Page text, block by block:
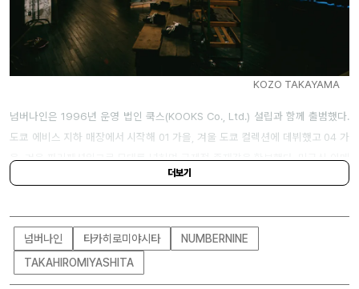
KOZO TAKAYAMA
넘버나인은 1996년 운영 법인 쿡스(KOOKS Co., Ltd.) 설립과 함께 출범했다.
도쿄 에비스 지하 매장에서 시작해 01 가을, 겨울 도쿄 컬렉션에 데뷔했고 04 가
을, 겨울 파리패션위크로 무대를 넓히며 국제적 존재감을 확보했다. 미국식 아메
리카나와 일본 스트릿 감성을 결합한 미학으로 팬층을 확장했고, 언더커버(Unde
로 자리했다.
대표 컬렉션
더보기
넘버나인 타카히로미야시타
NUMBERNINE
TAKAHIROMIYASHITA